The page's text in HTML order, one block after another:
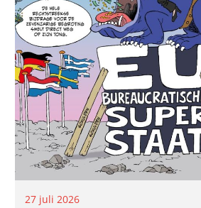
27 juli 2026